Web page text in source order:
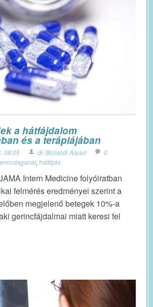
a hátfájdalom
és a terápiájában
08:05 dr. Bozsódi Árpád
0
, hátfájás
Intern Medicine folyóiratban
felmérés eredményei szerint a
megjelenő betegek 10%-a
gerincfájdalmai miatt keresi fel